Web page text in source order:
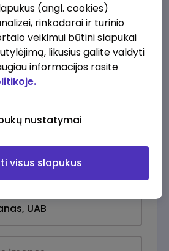
pasiūlymai jus domina?
(angl. cookies)
rinkodarai ir turinio
veikimui būtini slapukai
likusius galite valdyti
informacijos rasite
nustatymai
visus slapukus